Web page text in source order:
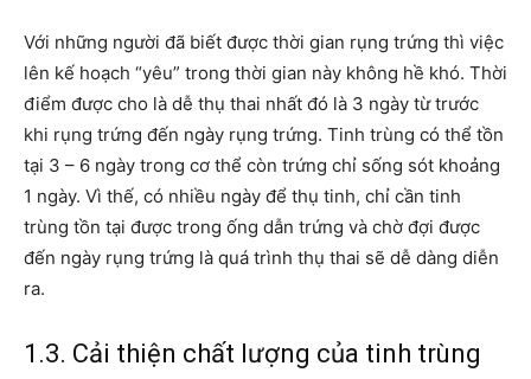
Với những người đã biết được thời gian rụng trứng thì việc
lên kế hoạch “yêu” trong thời gian này không hề khó. Thời
điểm được cho là dễ thụ thai nhất đó là 3 ngày từ trước
khi rụng trứng đến ngày rụng trứng. Tinh trùng có thể tồn
tại 3 – 6 ngày trong cơ thể còn trứng chỉ sống sót khoảng
1 ngày. Vì thế, có nhiều ngày để thụ tinh, chỉ cần tinh
trùng tồn tại được trong ống dẫn trứng và chờ đợi được
đến ngày rụng trứng là quá trình thụ thai sẽ dễ dàng diễn
ra.
1.3. Cải thiện chất lượng của tinh trùng